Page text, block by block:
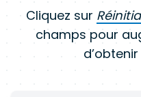
Cliquez sur
champs pour